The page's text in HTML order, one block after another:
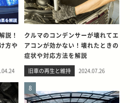
説！
方や
クルマのコンデンサーが壊れてエ
アコンが効かない！壊れたときの
症状や対応方法を解説
旧車の再生と維持 2024.07.26
8